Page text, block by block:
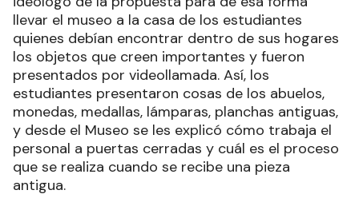
llevar el museo a la casa de los estudiantes
quienes debían encontrar dentro de sus hogares
los objetos que creen importantes y fueron
presentados por videollamada. Así, los
estudiantes presentaron cosas de los abuelos,
monedas, medallas, lámparas, planchas antiguas,
y desde el Museo se les explicó cómo trabaja el
personal a puertas cerradas y cuál es el proceso
que se realiza cuando se recibe una pieza
antigua.